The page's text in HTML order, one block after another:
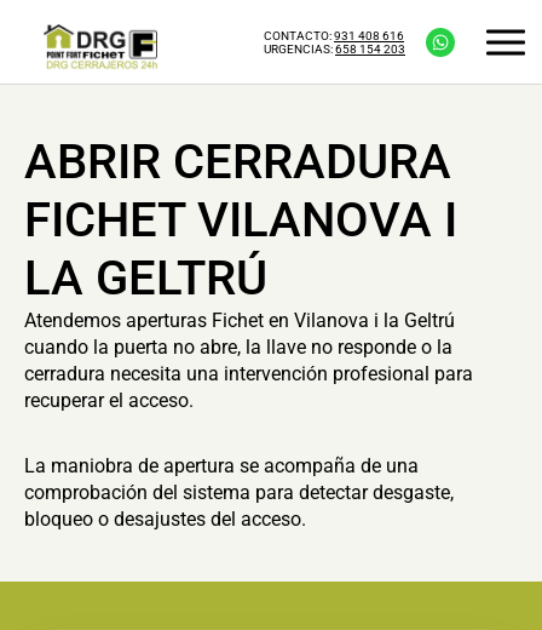
CONTACTO:931 408 616
URGENCIAS:658 154 203
ABRIR CERRADURA
FICHET VILANOVA I
LA GELTRÚ
Atendemos aperturas Fichet en Vilanova i la Geltrú
cuando la puerta no abre, la llave no responde o la
cerradura necesita una intervención profesional para
recuperar el acceso.
La maniobra de apertura se acompaña de una
comprobación del sistema para detectar desgaste,
bloqueo o desajustes del acceso.